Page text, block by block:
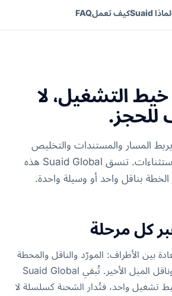
لماذا Suaid كيف تعملFAQ
التشغيل، لا
المسار والمستندات والتخليص
والمراحل الداخلية والاستثناءات. تنسق Suaid Global هذه
بناقل واحد أو وسيلة واحدة.
كل مرحلة
بين الأطراف: المورّد والناقل والمحطة
والمخلّص والمستودع وناقل الميل الأخير. تُبقي Suaid Global
واحد، فتُدار الشحنة كسلسلة لا